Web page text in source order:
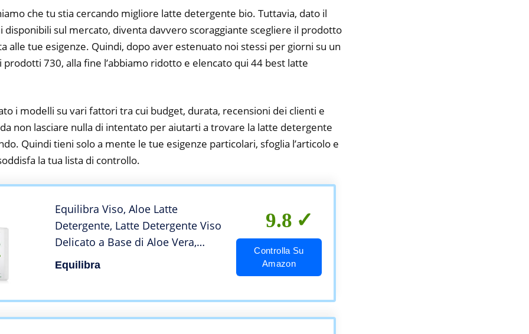
che tu stia cercando migliore latte detergente bio. Tuttavia, dato il
disponibili sul mercato, diventa davvero scoraggiante scegliere il prodotto
alle tue esigenze. Quindi, dopo aver estenuato noi stessi per giorni su un
730, alla fine l’abbiamo ridotto e elencato qui 44 best latte
i modelli su vari fattori tra cui budget, durata, recensioni dei clienti e
non lasciare nulla di intentato per aiutarti a trovare la latte detergente
Quindi tieni solo a mente le tue esigenze particolari, sfoglia l’articolo e
la tua lista di controllo.
Equilibra Viso, Aloe Latte
Detergente, Latte Detergente Viso
Delicato a Base di Aloe Vera,
Adatto a Pelli Sensibili,
Struccante, Idratante, Lenisce e
Equilibra
9.8
Controlla Su
Amazon